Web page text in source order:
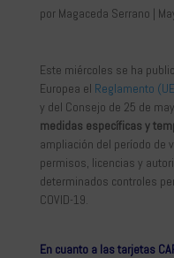
por Magaceda Serrano |
Este miércoles se ha
Europea el Reglamento
y del Consejo de 25 de
medidas específicas y
ampliación del período de
permisos, licencias y
determinados controles
COVID-19.
En cuanto a lastarjetas